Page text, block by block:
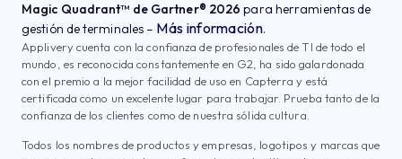
Magic Quadrant™ de Gartner® 2026 para herramientas de
gestión de terminales – Más información.
Applivery cuenta con la confianza de profesionales de TI de todo el
mundo, es reconocida constantemente en G2, ha sido galardonada
con el premio a la mejor facilidad de uso en Capterra y está
certificada como un excelente lugar para trabajar. Prueba tanto de la
confianza de los clientes como de nuestra sólida cultura.
Todos los nombres de productos y empresas, logotipos y marcas que